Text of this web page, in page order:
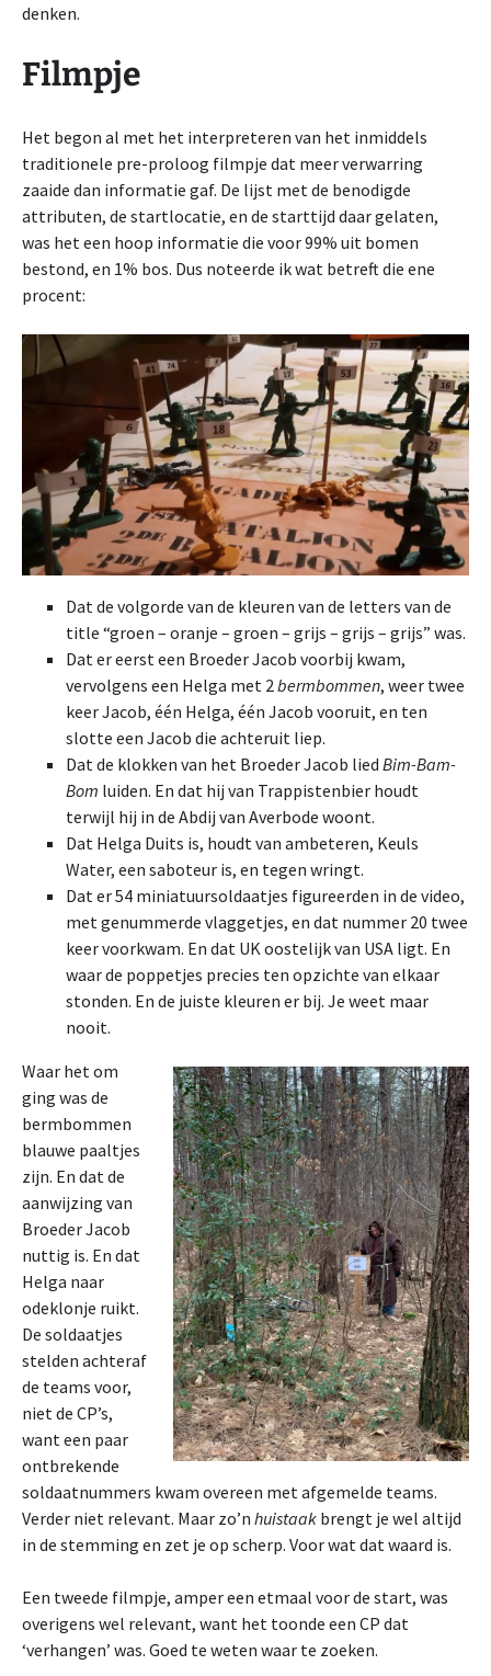
denken.
Filmpje
Het begon al met het interpreteren van het inmiddels
traditionele pre-proloog filmpje dat meer verwarring
zaaide dan informatie gaf. De lijst met de benodigde
attributen, de startlocatie, en de starttijd daar gelaten,
was het een hoop informatie die voor 99% uit bomen
bestond, en 1% bos. Dus noteerde ik wat betreft die ene
procent:
Dat de volgorde van de kleuren van de letters van de
title “groen – oranje – groen – grijs – grijs – grijs” was.
Dat er eerst een Broeder Jacob voorbij kwam,
vervolgens een Helga met 2bermbommen, weer twee
keer Jacob, één Helga, één Jacob vooruit, en ten
slotte een Jacob die achteruit liep.
Dat de klokken van het Broeder Jacob lied Bim-Bam-
Bom luiden. En dat hij van Trappistenbier houdt
terwijl hij in de Abdij van Averbode woont.
Dat Helga Duits is, houdt van ambeteren, Keuls
Water, een saboteur is, en tegen wringt.
Dat er 54 miniatuursoldaatjes figureerden in de video,
met genummerde vlaggetjes, en dat nummer 20 twee
keer voorkwam. En dat UK oostelijk van USA ligt. En
waar de poppetjes precies ten opzichte van elkaar
stonden. En de juiste kleuren er bij. Je weet maar
nooit.
Waar het om
ging was de
bermbommen
blauwe paaltjes
zijn. En dat de
aanwijzing van
Broeder Jacob
nuttig is. En dat
Helga naar
odeklonje ruikt.
De soldaatjes
stelden achteraf
de teams voor,
niet de CP’s,
want een paar
ontbrekende
soldaatnummers kwam overeen met afgemelde teams.
Verder niet relevant. Maar zo’n huistaak brengt je wel altijd
in de stemming en zet je op scherp. Voor wat dat waard is.
Een tweede filmpje, amper een etmaal voor de start, was
overigens wel relevant, want het toonde een CP dat
‘verhangen’ was. Goed te weten waar te zoeken.